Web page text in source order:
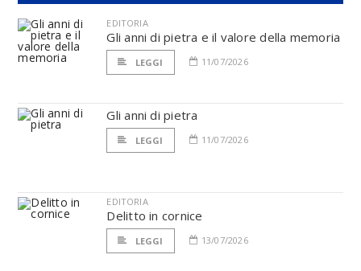
EDITORIA
Gli anni di pietra e il valore della memoria
LEGGI 11/07/2026
Gli anni di pietra
LEGGI 11/07/2026
EDITORIA
Delitto in cornice
LEGGI 13/07/2026